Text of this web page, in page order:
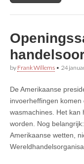
by Frank Willems • 24
De Amerikaanse
invoerheffingen
wasmachines. Het kan
worden. Nog
Amerikaanse wetten,